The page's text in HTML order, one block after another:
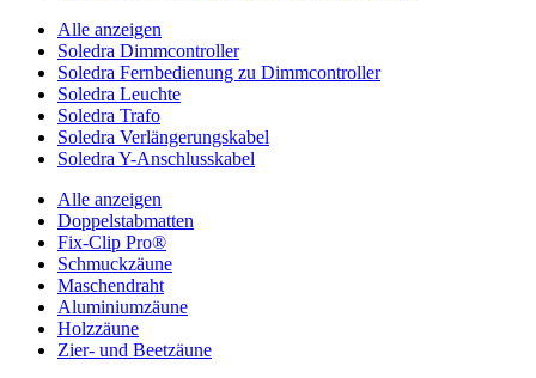
Alle anzeigen
Soledra Dimmcontroller
Soledra Fernbedienung zu Dimmcontroller
Soledra Leuchte
Soledra Trafo
Soledra Verlängerungskabel
Soledra Y-Anschlusskabel
Alle anzeigen
Doppelstabmatten
Fix-Clip Pro®
Schmuckzäune
Maschendraht
Aluminiumzäune
Holzzäune
Zier- und Beetzäune